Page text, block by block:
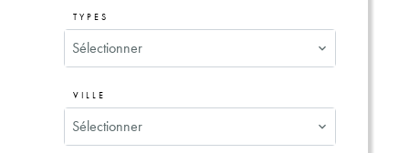
TYPES
Sélectionner
VILLE
Sélectionner